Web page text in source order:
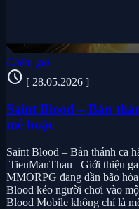
Chém gió
schedule [ 28.05.2026 ]
Saint Blood – Bản
mê hoặc
Saint Blood – Bản thánh ca
TieuManThau Giới thiệu
MMORPG đang dần bão
Blood kéo người chơi vào
Blood Mobile không chỉ là